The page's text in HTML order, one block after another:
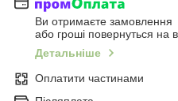
Ви отримаєте замовлення
або гроші повернуться на
Детальніше
Оплатити частинами